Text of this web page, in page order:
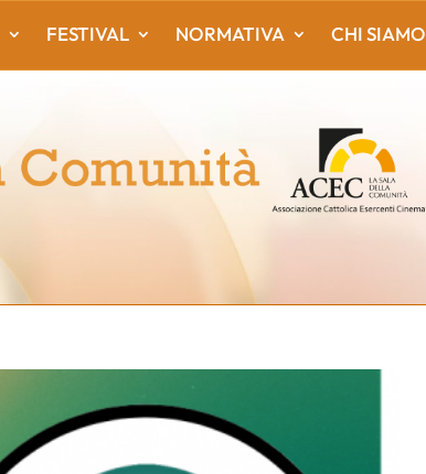
FESTIVAL NORMATIVA CHI SIAMO